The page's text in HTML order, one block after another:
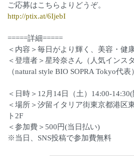
ご応募はこちらよりどうぞ。
http://ptix.at/6IjebI
=====詳細=====
＜内容＞毎日がより輝く、美容・健
＜登壇者＞星玲奈さん（人気インス
（natural style BIO SOPRA Tokyo代表）
＜日時＞12月14日（土）14:00-
＜場所＞汐留イタリア街東京都港区
ト2F
＜参加費＞500円(当日払い)
※当日、SNS投稿で参加費無料